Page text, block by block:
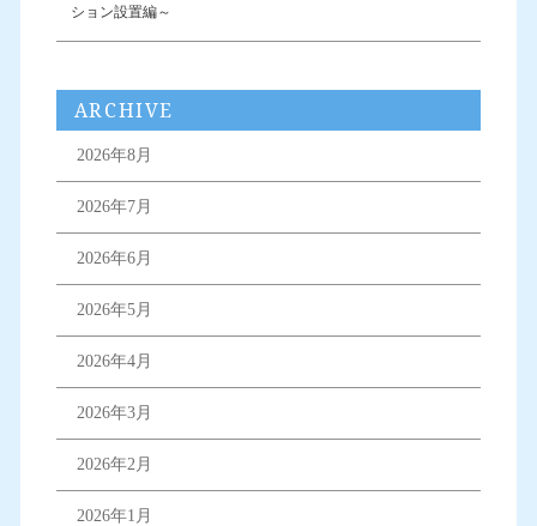
ション設置編～
ARCHIVE
2026年8月
2026年7月
2026年6月
2026年5月
2026年4月
2026年3月
2026年2月
2026年1月